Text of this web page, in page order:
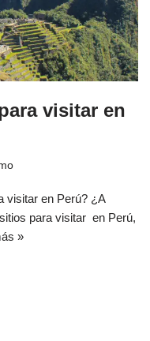
visitar en
visitar en Perú? ¿A
para visitar en Perú,
»